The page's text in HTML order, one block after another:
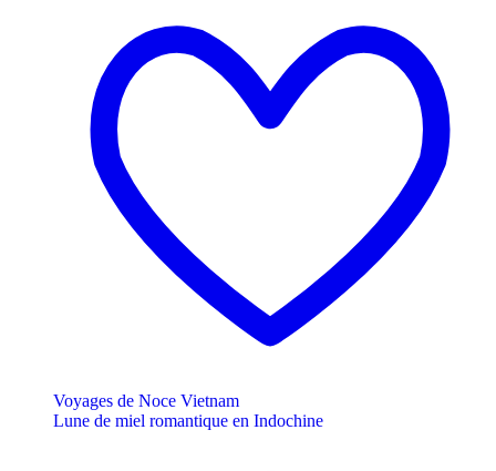
Voyages de Noce Vietnam
Lune de miel romantique en Indochine